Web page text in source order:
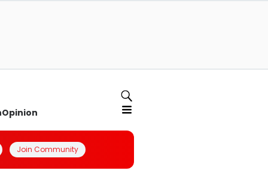
Opinion
Join Community